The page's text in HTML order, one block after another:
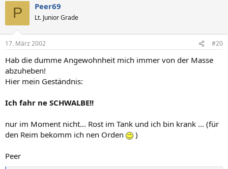
P Peer69
Lt. Junior Grade
17. März 2002 #20
Hab die dumme Angewohnheit mich immer von der Masse
abzuheben!
Hier mein Geständnis:
Ich fahr ne SCHWALBE!!
nur im Moment nicht... Rost im Tank und ich bin krank ... (für
den Reim bekomm ich nen Orden
)
Peer